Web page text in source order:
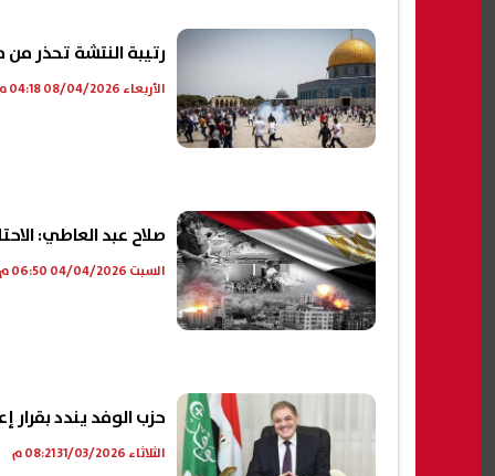
رتيبة النتشة تحذر
الأربعاء 08/04/2026 04:18 م
صلاح عبد العاطي:
السبت 04/04/2026 06:50 م
حزب الوفد يندد بقرار
الثلاثاء 31/03/2026 08:21 م